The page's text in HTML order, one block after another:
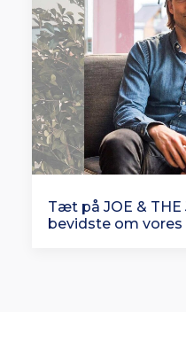
Tæt på JOE & THE
bevidste om vores